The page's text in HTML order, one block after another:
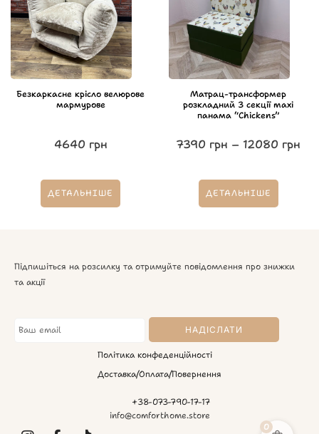
Безкаркасне крісло велюрове
мармурове
4640 грн
ДЕТАЛЬНІШЕ
Матрац-трансформер
розкладний 3 секції maxi
панама “Chickens”
7390 грн – 12080 грн
ДЕТАЛЬНІШЕ
Підпишіться на розсилку та отримуйте повідомлення про знижки
та акції
Політика конфеденційності
Доставка/Оплата/Повернення
+38-073-790-17-17
info@comforthome.store
0